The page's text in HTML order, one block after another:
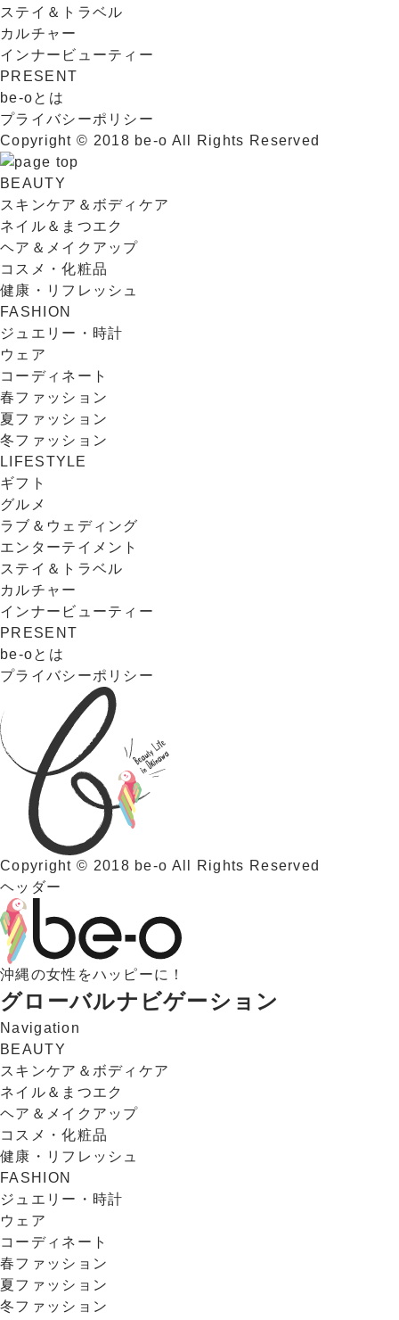
ステイ＆トラベル
カルチャー
インナービューティー
PRESENT
be-oとは
プライバシーポリシー
Copyright © 2018 be-o All Rights Reserved
BEAUTY
スキンケア＆ボディケア
ネイル＆まつエク
ヘア＆メイクアップ
コスメ・化粧品
健康・リフレッシュ
FASHION
ジュエリー・時計
ウェア
コーディネート
春ファッション
夏ファッション
冬ファッション
LIFESTYLE
ギフト
グルメ
ラブ＆ウェディング
エンターテイメント
ステイ＆トラベル
カルチャー
インナービューティー
PRESENT
be-oとは
プライバシーポリシー
Copyright © 2018 be-o All Rights Reserved
ヘッダー
沖縄の女性をハッピーに！
グローバルナビゲーション
Navigation
BEAUTY
スキンケア＆ボディケア
ネイル＆まつエク
ヘア＆メイクアップ
コスメ・化粧品
健康・リフレッシュ
FASHION
ジュエリー・時計
ウェア
コーディネート
春ファッション
夏ファッション
冬ファッション